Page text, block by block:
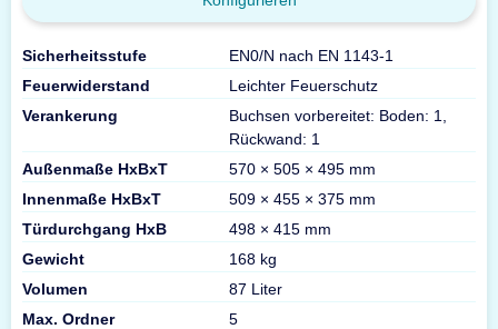
Sicherheitsstufe
EN0/N nach EN 1143-1
Feuerwiderstand
Leichter Feuerschutz
Verankerung
Buchsen vorbereitet: Boden: 1,
Rückwand: 1
Außenmaße HxBxT
570 × 505 × 495 mm
Innenmaße HxBxT
509 × 455 × 375 mm
Türdurchgang HxB
498 × 415 mm
Gewicht
168 kg
Volumen
87 Liter
Max. Ordner
5